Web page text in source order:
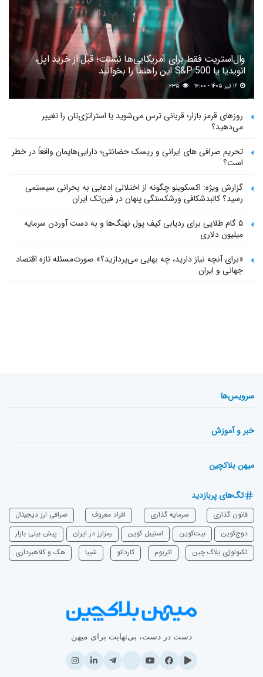
وال‌استریت فقط برای آمریکایی‌ها نیست؛ قبل از خرید اپل،
انویدیا یا S&P 500 این راهنما را بخوانید
۲۳۵
روزهای قرمز بازار؛ قربانی ترس می‌شوید یا استراتژی‌تان را تغییر
می‌دهید؟
تحریم صرافی های ایرانی و ریسک حضانتی؛ دارایی‌هایمان واقعاً در خطر
است؟
گزارش ویژه: اکسکوینو چگونه از اختلالی ادعایی به بحرانی سیستمی
رسید؟ کالبدشکافی ورشکستگی پنهان در فین‌تک ایران
۵ گام طلایی برای ردیابی کیف پول‌ نهنگ‌ها و به دست آوردن سرمایه
میلیون دلاری
«برای آنچه نیاز دارید، چه بهایی می‌پردازید؟» صورت‌مسئله تازه اقتصاد
جهانی و ایران
سرویس‌ها
خبر و آموزش
میهن بلاکچین
تگ‌های پربازدید
قانون گذاری سرمایه‌ گذاری افراد معروف
صرافی ارز دیجیتال
دوج‌کوین
بیت‌کوین استیبل کوین رمزارز در ایران
پیش بینی بازار
تکنولوژی بلاک چین
اتریوم ‌کاردانو شیبا هک و کلاهبرداری
دست در دست، بی‌نهایت برای میهن